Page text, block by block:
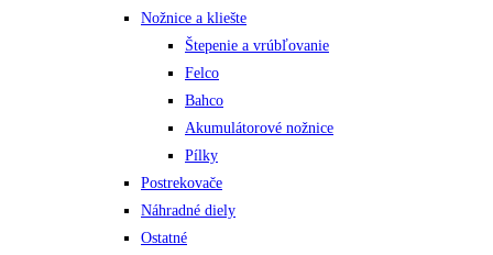
Nožnice a kliešte
Štepenie a vrúbľovanie
Felco
Bahco
Akumulátorové nožnice
Pílky
Postrekovače
Náhradné diely
Ostatné